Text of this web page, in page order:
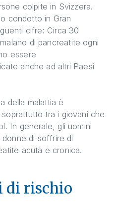
colpite in Svizzera.
condotto in Gran
cifre: Circa 30
di pancreatite ogni
essere
anche ad altri Paesi
della malattia è
tra i giovani che
In generale, gli uomini
donne di soffrire di
acuta e cronica.
di rischio